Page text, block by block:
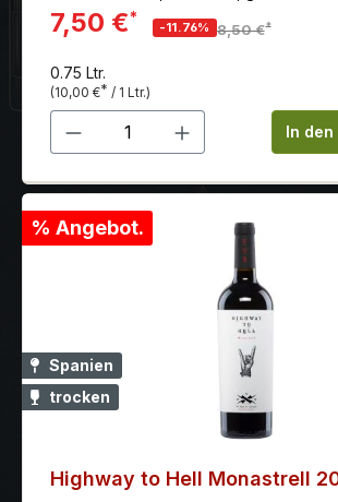
seidigem Gerbstoff.
7,50 €*
-11.76% 8,50 €*
0.75 Ltr.
(10,00 €* / 1 Ltr.)
Produkt Anzahl: GibIn
% Angebot.
Spanien
trocken
Highway to Hell Monastrell